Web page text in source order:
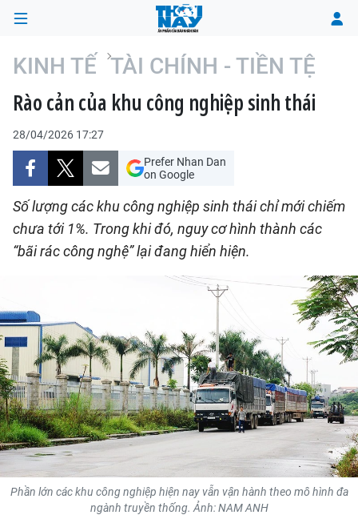
TRANG CHỦ
THỜI SỰ
CHÍNH TRỊ
XÃ HỘI
VĂN HÓA - VĂN NGHỆ
QUỐC TẾ
THỂ THAO
DU LỊCH
HỒ SƠ - TƯ LIỆU
KINH TẾ TÀI CHÍNH - TIỀN TỆ
Rào cản của khu công nghiệp sinh thái
28/04/2026 17:27
Prefer Nhan Dan
on Google
Số lượng các khu công nghiệp sinh thái chỉ mới chiếm
chưa tới 1%. Trong khi đó, nguy cơ hình thành các
“bãi rác công nghệ” lại đang hiển hiện.
Phần lớn các khu công nghiệp hiện nay vẫn vận hành theo mô hình đa
ngành truyền thống. Ảnh: NAM ANH